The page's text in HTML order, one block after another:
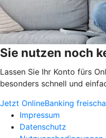
Sie nutzen noch
Lassen Sie Ihr Konto fürs
besonders schnell und
Jetzt OnlineBanking
Impressum
Datenschutz